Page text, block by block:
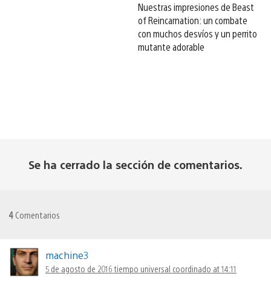
Nuestras impresiones de Beast
of Reincarnation: un combate
con muchos desvíos y un perrito
mutante adorable
Se ha cerrado la sección de comentarios.
4 Comentarios
machine3
5 de agosto de 2016 tiempo universal coordinado at 14:11